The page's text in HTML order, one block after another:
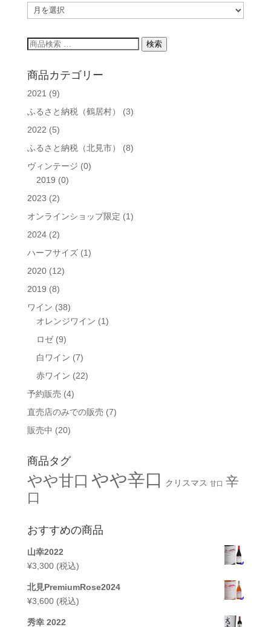
ー
カ
イ
検
対
検索
商品カテゴリー
2021 (9)
ふるさと納税（鶴居村）
(3)
2022 (5)
ふるさと納税（北見市）
(8)
ヴィンテージ (0)
2019 (0)
2023 (2)
オンラインショップ限定 (1)
2024 (2)
ハーフサイズ (1)
2020 (12)
2019 (8)
ワイン (38)
オレンジワイン (1)
ロゼ (9)
白ワイン (7)
赤ワイン (22)
予約販売 (4)
直売店のみでの販売 (7)
販売中 (20)
商品タグ
やや甘口 やや辛口 クリスマス 甘口 辛
口
おすすめの商品
山幸2022
¥3,300 (税込)
北見PremiumRose2024
¥3,600 (税込)
秀幸 2022